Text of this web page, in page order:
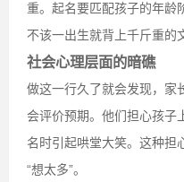
重。起名要匹配孩子的年
不该一出生就背上千斤重的
社会心理层面的暗礁
做这一行久了就会发现，家
会评价预期。他们担心孩子
名时引起哄堂大笑。这种担
“想太多”。